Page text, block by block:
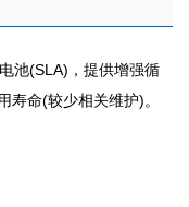
池(SLA) ，提供增强循
寿命(较少相关维护)。